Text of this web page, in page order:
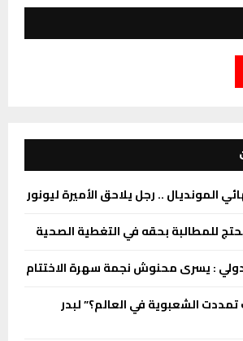
المونديال .. رجل يلاحق الأميرة ليونور
للمطالبة بحقه في التغطية الصحية
: يسرى محنوش نجمة سهرة الاختتام
الشعبوية في العالم؟” لبدر